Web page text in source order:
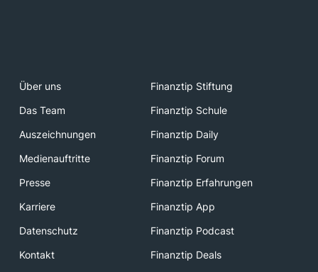
Über uns
Finanztip Stiftung
Das Team
Finanztip Schule
Auszeichnungen
Finanztip Daily
Medienauftritte
Finanztip Forum
Presse
Finanztip Erfahrungen
Karriere
Finanztip App
Datenschutz
Finanztip Podcast
Kontakt
Finanztip Deals